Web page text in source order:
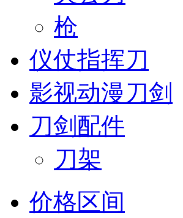
枪
仪仗指挥刀
影视动漫刀剑
刀剑配件
刀架
价格区间